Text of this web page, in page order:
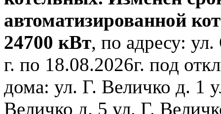
автоматизированной
24700 кВт, по адресу:
г. по 18.08.2026г. под
дома: ул. Г. Величко д. 1
Величко д. 5 ул. Г.